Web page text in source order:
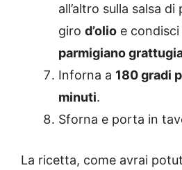
all’altro sulla salsa
giro d’olio e
parmigiano
Inforna a 180 gradi
minuti.
Sforna e porta in
La ricetta, come avrai